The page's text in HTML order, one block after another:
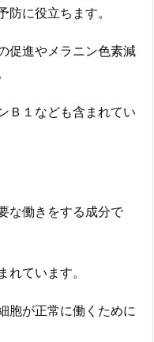
に役立ちます。
促進やメラニン色素減
Ｂ１なども含まれてい
な働きをする成分で
ています。
胞が正常に働くために